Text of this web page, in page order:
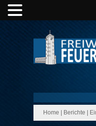
Home Berichte